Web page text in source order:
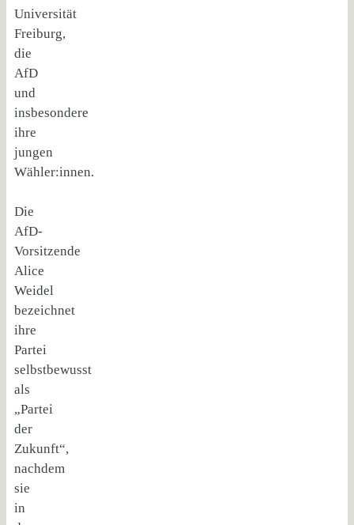
Universität
Freiburg,
die
AfD
und
insbesondere
ihre
jungen
Wähler:innen.
Die
AfD-
Vorsitzende
Alice
Weidel
bezeichnet
ihre
Partei
selbstbewusst
als
„Partei
der
Zukunft“,
nachdem
sie
in